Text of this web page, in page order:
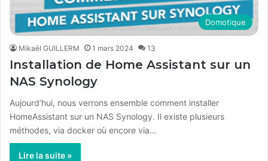
Domotique
Mikaël GUILLERM 1 mars 2024 13
Installation de Home Assistant sur un
NAS Synology
Aujourd’hui, nous verrons ensemble comment installer
HomeAssistant sur un NAS Synology. Il existe plusieurs
méthodes, via docker où encore via…
Lire la suite »